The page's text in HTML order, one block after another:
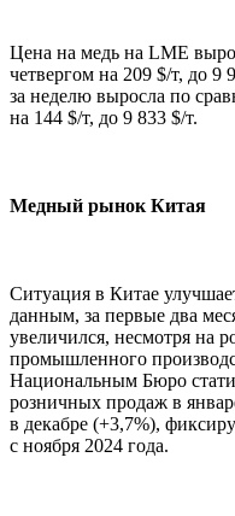
Цена на медь на LME
четвергом на 209 $/т, до 9
за неделю выросла по
на 144 $/т, до 9 833 $/т.
Медный рынок Китая
Ситуация в Китае
данным, за первые два
увеличился, несмотря на
промышленного
Национальным Бюро
розничных продаж в
в декабре (+3,7%),
с ноября 2024 года.